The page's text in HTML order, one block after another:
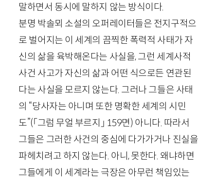
말하면서 동시에 말하지 않는 방식이다.
분명 박솔뫼 소설의 오퍼레이터들은 전지구적으
로 벌어지는 이 세계의 끔찍한 폭력적 사태가 자
신의 삶을 육박해온다는 사실을, 그런 세계사적
사건 사고가 자신의 삶과 어떤 식으로든 연관된
다는 사실을 모르지 않는다. 그러나 그들은 사태
의 “당사자는 아니며 또한 명확한 세계의 시민
도”(「그럼 무얼 부르지」 159면) 아니다. 따라서
그들은 그러한 사건의 중심에 다가가거나 진실을
파헤치려고 하지 않는다. 아니, 못한다. 왜냐하면
그들에게 이 세계라는 극장은 아무런 책임있는